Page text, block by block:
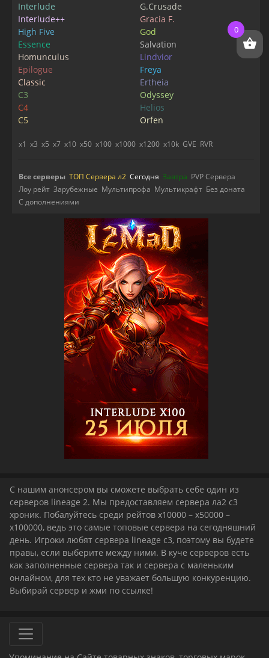
Interlude
Interlude++
High Five
Essence
Homunculus
Epilogue
Classic
C3
C4
C5
G.Crusade
Gracia F.
God
Salvation
Lindvior
Freya
Ertheia
Odyssey
Helios
Orfen
x1 x3 x5 x7 x10 x50 x100 x1000 x1200 x10k GVE RVR
Все серверы ТОП Сервера л2 Сегодня Завтра PVP Сервера
Лоу рейт Зарубежные Мультипрофа Мультикрафт Без доната
С дополнениями
С нашим анонсером вы сможете выбрать себе один из
серверов lineage 2. Мы предоставляем сервера ла2 с3
хроник. Побалуйтесь среди рейтов x10000 – x50000 –
x100000, ведь это самые топовые сервера на сегодняшний
день. Игроки любят сервера lineage c3, поэтому вы будете
правы, если выберите между ними. В куче серверов есть
как заполненные сервера так и сервера с маленьким
онлайном, для тех кто не уважает большую конкуренцию.
Выбирай сервер и жми по ссылке!
0